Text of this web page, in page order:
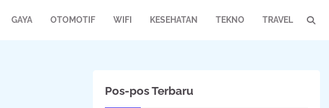
GAYA OTOMOTIF WIFI KESEHATAN TEKNO TRAVEL
Pos-pos Terbaru